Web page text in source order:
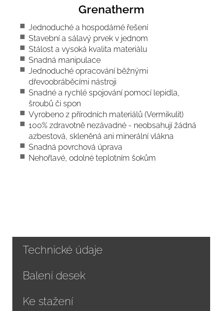
Grenatherm
Jednoduché a hospodárné řešení
Stavební a sálavý prvek v jednom
Stálost a vysoká kvalita materiálu
Snadná manipulace
Jednoduché opracování běžnými
dřevoobráběcími nástroji
Snadné a rychlé spojování pomocí lepidla,
šroubů či spon
Vyrobeno z přírodních materiálů (Vermikulit)
100% zdravotně nezávadné - neobsahují žádná
azbestová, skleněná ani minerální vlákna
Snadná povrchová úprava
Nehořlavé, odolné teplotním šokům
Technické údaje
Balení desek
Ke stažení